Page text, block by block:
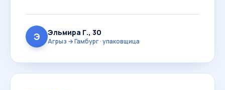
Э Эльмира Г., 30
Агрыз → Гамбург · упаковщица